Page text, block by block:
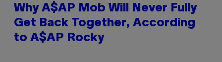
Why A$AP Mob Will Never Fully
Get Back Together, According
to A$AP Rocky